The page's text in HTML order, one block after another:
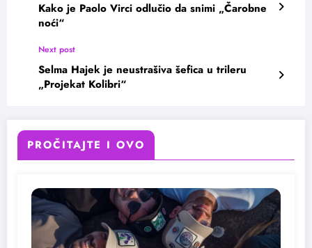
Kako je Paolo Virci odlučio da snimi „Čarobne
noći“
Next post
Selma Hajek je neustrašiva šefica u trileru
„Projekat Kolibri“
PROČITAJTE I OVO